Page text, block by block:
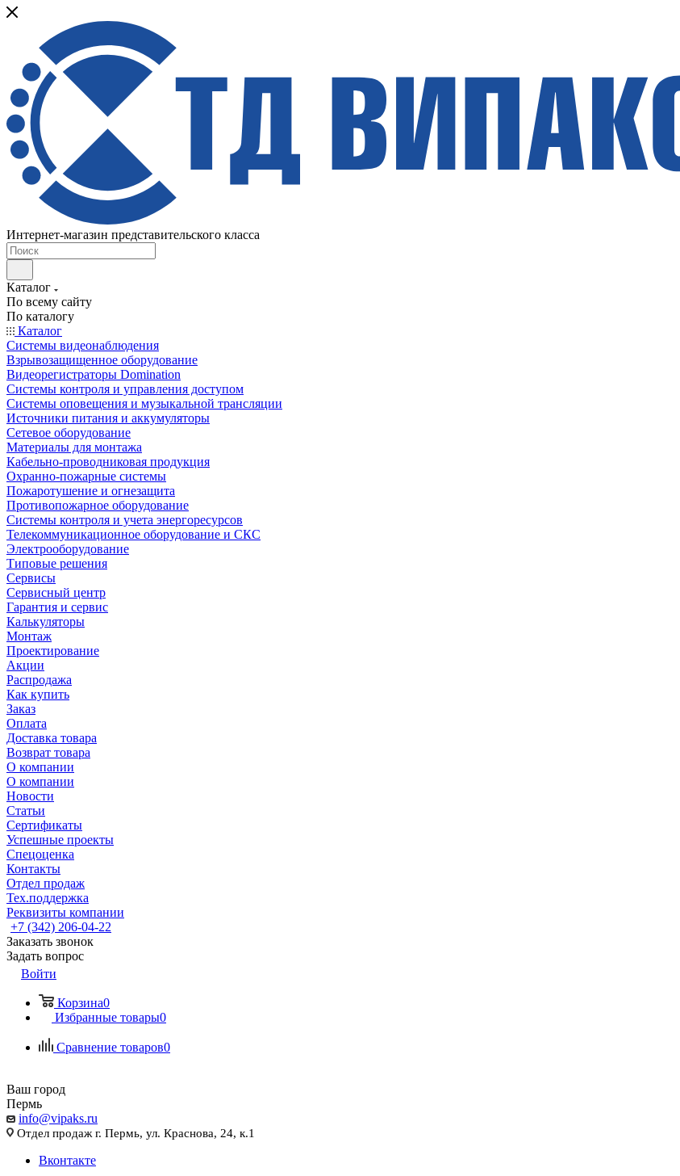
Интернет-магазин представительского класса
Каталог
По всему сайту
По каталогу
Каталог
Системы видеонаблюдения
Взрывозащищенное оборудование
Видеорегистраторы Domination
Системы контроля и управления доступом
Системы оповещения и музыкальной трансляции
Источники питания и аккумуляторы
Сетевое оборудование
Материалы для монтажа
Кабельно-проводниковая продукция
Охранно-пожарные системы
Пожаротушение и огнезащита
Противопожарное оборудование
Системы контроля и учета энергоресурсов
Телекоммуникационное оборудование и СКС
Электрооборудование
Типовые решения
Сервисы
Сервисный центр
Гарантия и сервис
Калькуляторы
Монтаж
Проектирование
Акции
Распродажа
Как купить
Заказ
Оплата
Доставка товара
Возврат товара
О компании
О компании
Новости
Статьи
Сертификаты
Успешные проекты
Спецоценка
Контакты
Отдел продаж
Тех.поддержка
Реквизиты компании
+7 (342) 206-04-22
Заказать звонок
Задать вопрос
Войти
Корзина0
Избранные товары0
Сравнение товаров0
Ваш город
Пермь
info@vipaks.ru
Отдел продаж г. Пермь, ул. Краснова, 24, к.1
Вконтакте